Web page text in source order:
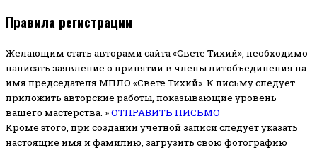
Правила регистрации
Желающим стать авторами сайта «Свете Тихий», необходимо
написать заявление о принятии в члены литобъединения на
имя председателя МПЛО «Свете Тихий». К письму следует
приложить авторские работы, показывающие уровень
вашего мастерства. »ОТПРАВИТЬ ПИСЬМО
Кроме этого, при создании учетной записи следует указать
настоящие имя и фамилию, загрузить свою фотографию